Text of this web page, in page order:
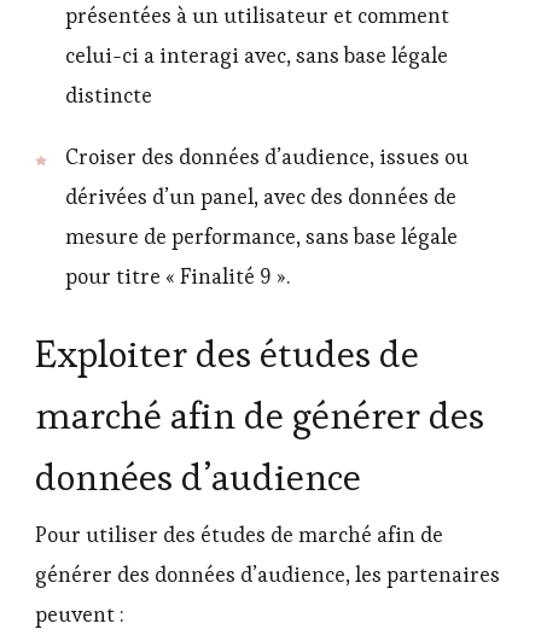
présentées à un utilisateur et comment
celui-ci a interagi avec, sans base légale
distincte
Croiser des données d’audience, issues ou
dérivées d’un panel, avec des données de
mesure de performance, sans base légale
pour titre « Finalité 9 ».
Exploiter des études de
marché afin de générer des
données d’audience
Pour utiliser des études de marché afin de
générer des données d’audience, les partenaires
peuvent :